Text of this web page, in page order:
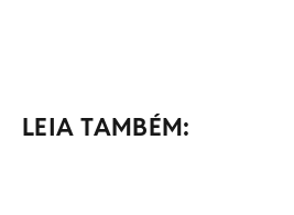
LEIA TAMBÉM: